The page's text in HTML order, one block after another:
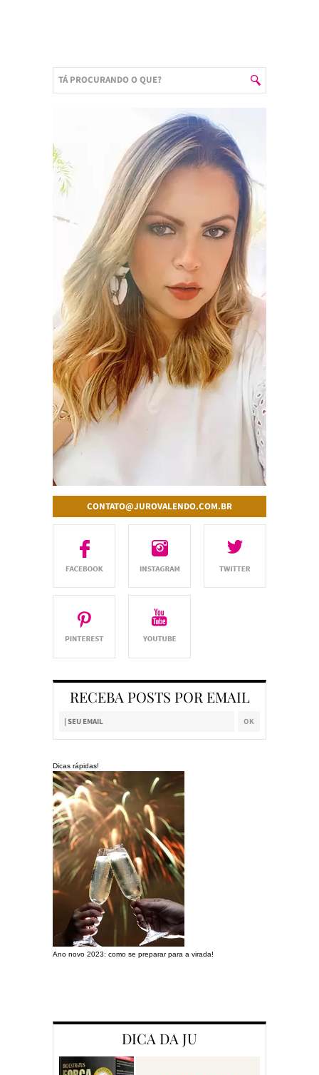
CONTATO@JUROVALENDO.COM.BR
RECEBA POSTS POR EMAIL
Dicas rápidas!
Ano novo 2023: como se preparar para a virada!
DICA DA JU